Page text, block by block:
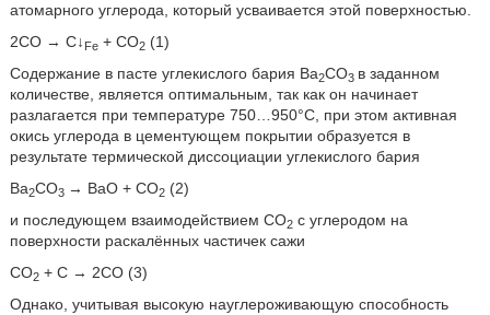
атомарного углерода, который усваивается этой поверхностью.
2СО → С↓ Fe+ СО2(1)
Содержание в пасте углекислого бария Ва2СО3 в заданном
количестве, является оптимальным, так как он начинает
разлагается при температуре 750…950°С, при этом активная
окись углерода в цементующем покрытии образуется в
результате термической диссоциации углекислого бария
Bа2СО3 → BаО + СО2(2)
и последующем взаимодействием СО2с углеродом на
поверхности раскалённых частичек сажи
СО2+ С → 2СО (3)
Однако, учитывая высокую науглероживающую способность